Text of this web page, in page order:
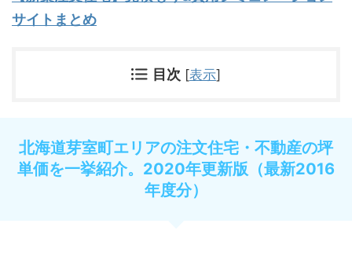
サイトまとめ
目次 [表示]
北海道芽室町エリアの注文住宅・不動産の坪
単価を一挙紹介。2020年更新版（最新2016
年度分）